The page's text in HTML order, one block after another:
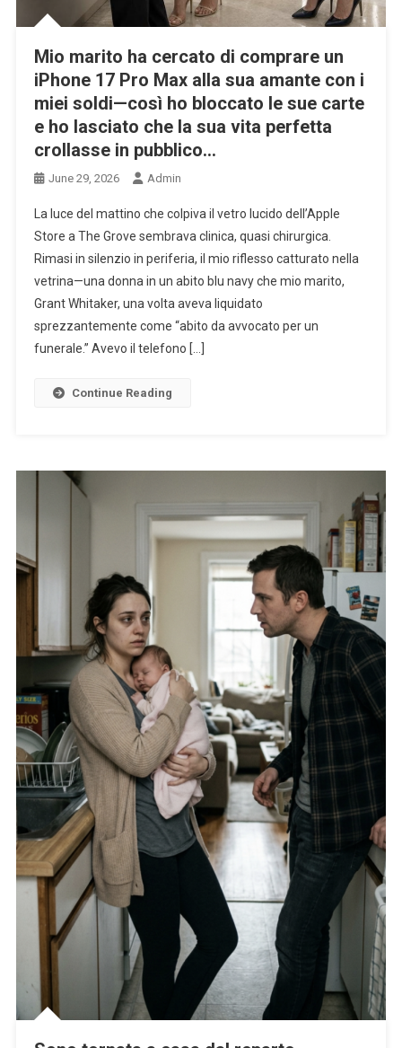
Mio marito ha cercato di comprare un
iPhone 17 Pro Max alla sua amante con i
miei soldi—così ho bloccato le sue carte
e ho lasciato che la sua vita perfetta
crollasse in pubblico…
June 29, 2026 Admin
La luce del mattino che colpiva il vetro lucido dell’Apple
Store a The Grove sembrava clinica, quasi chirurgica.
Rimasi in silenzio in periferia, il mio riflesso catturato nella
vetrina—una donna in un abito blu navy che mio marito,
Grant Whitaker, una volta aveva liquidato
sprezzantemente come “abito da avvocato per un
funerale.” Avevo il telefono […]
Continue Reading